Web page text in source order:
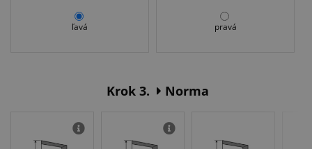
ľavá pravá
Krok 3. Norma